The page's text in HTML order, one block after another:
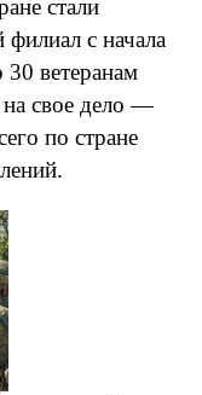
стали
с начала
ветеранам
свое дело —
по стране